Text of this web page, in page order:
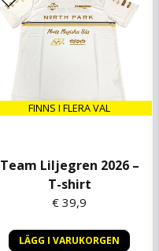
FINNS I FLERA VAL
Team Liljegren 2026 –
T-shirt
€ 39,9
LÄGG I VARUKORGEN